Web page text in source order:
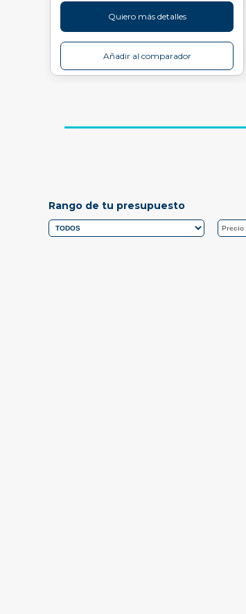
Quiero más detalles
Añadir al comparador
Rango de tu presupuesto